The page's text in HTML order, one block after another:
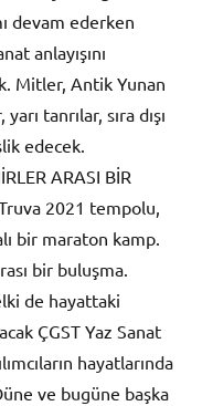
devam ederken
anlayışını
Mitler, Antik Yunan
tanrılar, sıra dışı
edecek.
ARASI BİR
2021 tempolu,
bir maraton kamp.
bir buluşma.
de hayattaki
ÇGST Yaz Sanat
hayatlarında
ve bugüne başka